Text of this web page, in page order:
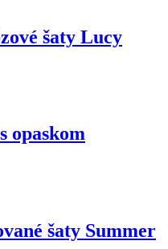
šaty Lucy
opaskom
šaty Summer